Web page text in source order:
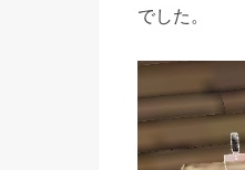
でした。